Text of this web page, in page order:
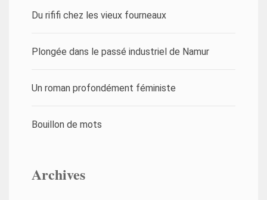
Du rififi chez les vieux fourneaux
Plongée dans le passé industriel de Namur
Un roman profondément féministe
Bouillon de mots
Archives